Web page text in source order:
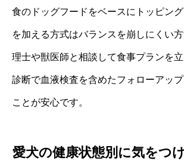
食のドッグフードをベースにトッピン
を加える方式はバランスを崩しにくい
理士や獣医師と相談して食事プランを
診断で血液検査を含めたフォローアッ
ことが安心です。
愛犬の健康状態別に気をつ